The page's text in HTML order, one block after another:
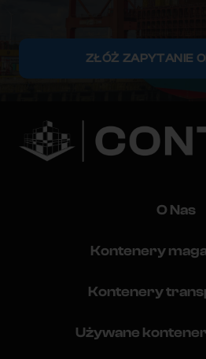
ZŁÓŻ ZAPYTANIE
O Nas
Kontenery
Kontenery
Używane